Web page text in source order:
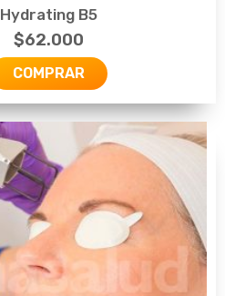
Hydrating B5
$62.000
COMPRAR